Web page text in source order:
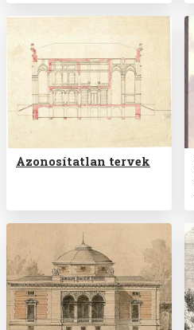
Azonosítatlan tervek